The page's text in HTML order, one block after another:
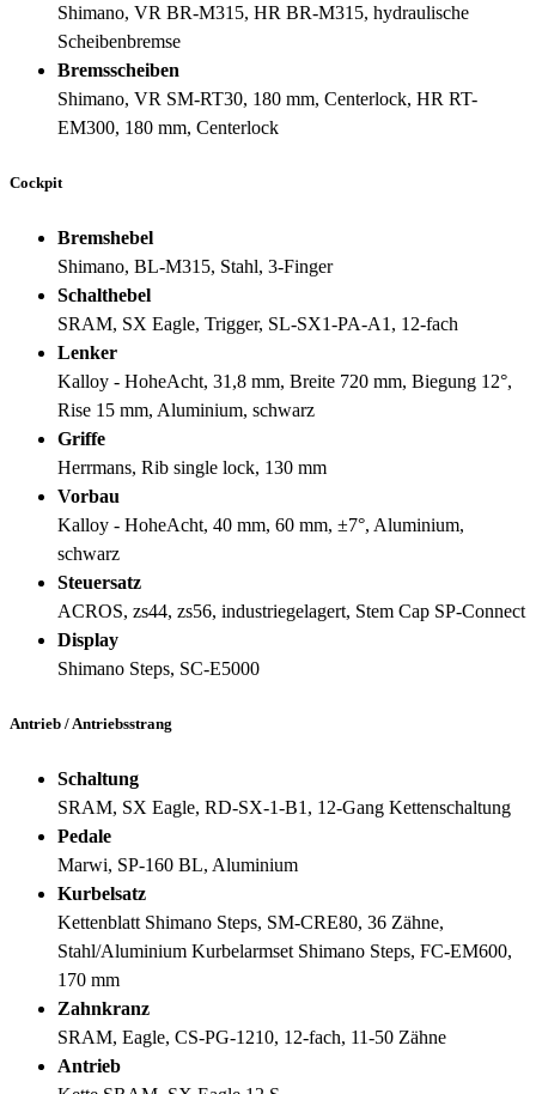
Shimano, VR BR-M315, HR BR-M315, hydraulische
Scheibenbremse
Bremsscheiben
Shimano, VR SM-RT30, 180 mm, Centerlock, HR RT-
EM300, 180 mm, Centerlock
Cockpit
Bremshebel
Shimano, BL-M315, Stahl, 3-Finger
Schalthebel
SRAM, SX Eagle, Trigger, SL-SX1-PA-A1, 12-fach
Lenker
Kalloy - HoheAcht, 31,8 mm, Breite 720 mm, Biegung 12°,
Rise 15 mm, Aluminium, schwarz
Griffe
Herrmans, Rib single lock, 130 mm
Vorbau
Kalloy - HoheAcht, 40 mm, 60 mm, ±7°, Aluminium,
schwarz
Steuersatz
ACROS, zs44, zs56, industriegelagert, Stem Cap SP-Connect
Display
Shimano Steps, SC-E5000
Antrieb / Antriebsstrang
Schaltung
SRAM, SX Eagle, RD-SX-1-B1, 12-Gang Kettenschaltung
Pedale
Marwi, SP-160 BL, Aluminium
Kurbelsatz
Kettenblatt Shimano Steps, SM-CRE80, 36 Zähne,
Stahl/Aluminium Kurbelarmset Shimano Steps, FC-EM600,
170 mm
Zahnkranz
SRAM, Eagle, CS-PG-1210, 12-fach, 11-50 Zähne
Antrieb